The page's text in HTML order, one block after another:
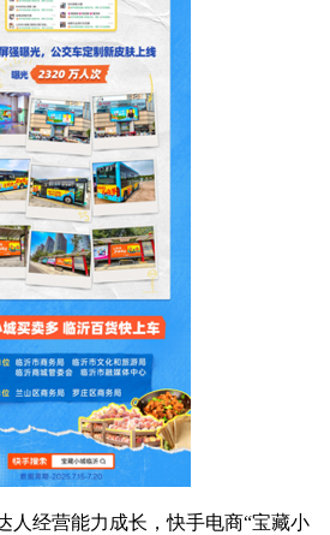
人经营能力成长，快手电商“宝藏小